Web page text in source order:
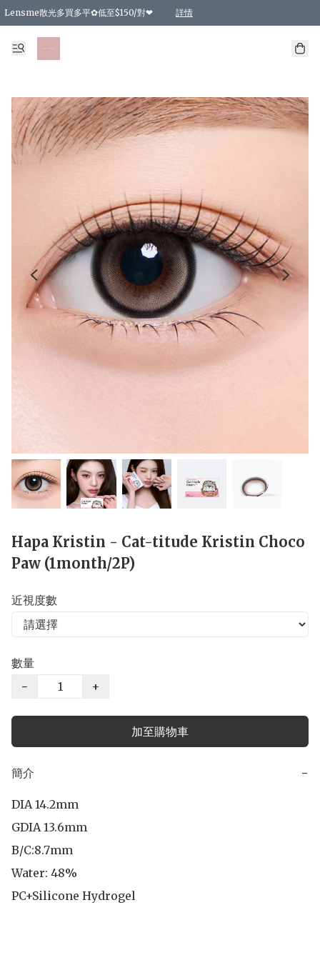
Lensme散光多買多平✿低至$150/對❤ 詳情
台灣Karacon⁩✧日拋 特價清貨❁⃘
日本韓國多款日/月拋現貨☼ 特價❤︎數量有限 售完即止
🇰🇷韓國多款月拋現貨 特價兩對$99✿數量有限 售完即止♫
精選商品，任選買2件或以上9 折；買4件或以上85 折；買6件或以上8 折
精選商品，任選買2件HKD 140.00；買4件HKD 260.00
精選商品，任選買2件HKD 190.00；買4件HKD 360.00
精選商品，任選買2件HKD 110.00；買4件HKD 180.00
精選商品，任選買2件HKD 170.00；買4件HKD 320.00
精選商品，任選買2件或以上減HKD 148.00
精選商品，任選買2件或以上減HKD 148.00
精選商品，任選買2件或以上95 折；買4件或以上9 折；買6件或以上85 折；買8件
精選商品，任選買12件或以上87 折
精選商品，任選買2件或以上減HKD 16.00；買4件或以上減HKD 32.00；買6
精選商品，任選買2件或以上95 折；買4件或以上9 折；買8件或以上85 折；買12
購物滿 HKD 800.00即享免運費優惠！（適用於 特定的送貨方式 )
Hapa Kristin - Cat-titude Kristin Choco
Paw (1month/2P)
近視度數
數量
−
+
加至購物車
簡介 −
DIA 14.2mm
GDIA 13.6mm
B/C:8.7mm
Water: 48%
PC+Silicone Hydrogel